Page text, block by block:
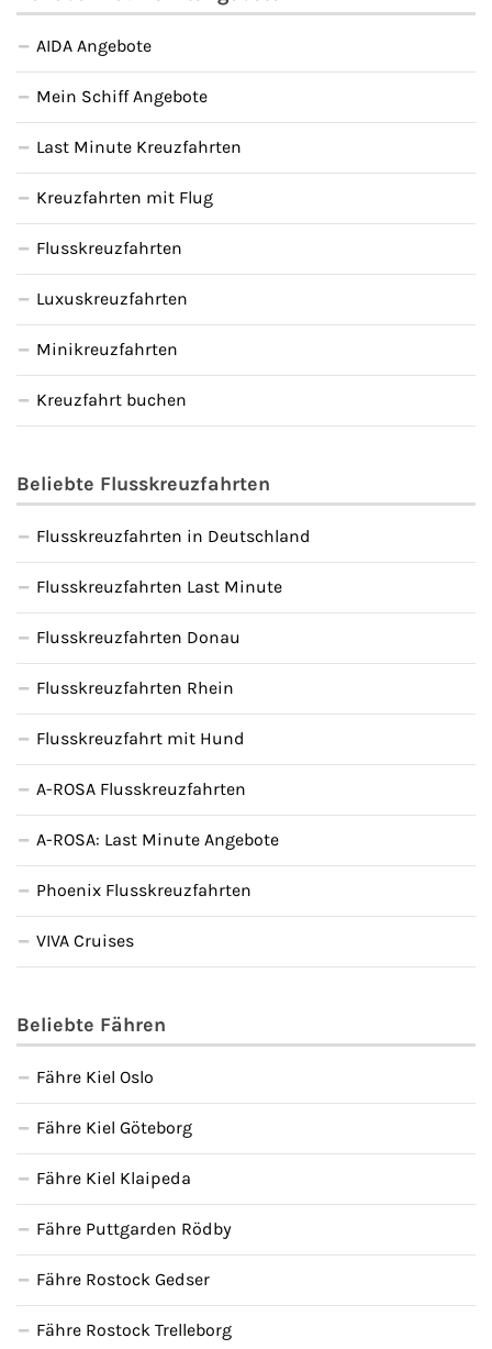
AIDA Angebote
Mein Schiff Angebote
Last Minute Kreuzfahrten
Kreuzfahrten mit Flug
Flusskreuzfahrten
Luxuskreuzfahrten
Minikreuzfahrten
Kreuzfahrt buchen
Beliebte Flusskreuzfahrten
Flusskreuzfahrten in Deutschland
Flusskreuzfahrten Last Minute
Flusskreuzfahrten Donau
Flusskreuzfahrten Rhein
Flusskreuzfahrt mit Hund
A-ROSA Flusskreuzfahrten
A-ROSA: Last Minute Angebote
Phoenix Flusskreuzfahrten
VIVA Cruises
Beliebte Fähren
Fähre Kiel Oslo
Fähre Kiel Göteborg
Fähre Kiel Klaipeda
Fähre Puttgarden Rödby
Fähre Rostock Gedser
Fähre Rostock Trelleborg